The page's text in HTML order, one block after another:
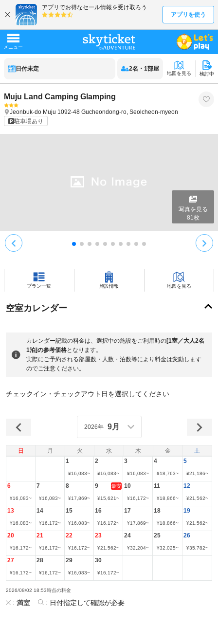
日付未定 2名 ・ 1部屋
地図を見る 検討中
Muju Land Camping Glamping
Jeonbuk-do Muju 1092-48 Gucheondong-ro, Seolcheon-myeon
駐車場あり
写真を見る
81枚
プラン一覧 施設情報 地図を見る
空室カレンダー
カレンダー記載の料金は、選択中の施設をご利用時の[1室／大人2名
1泊]の参考価格となります。
実際にご予約される部屋数・人数・泊数等により料金は変動します
のでご注意ください。
チェックイン・チェックアウト日を選択してください
日 月 火 水 木 金 土
2026年 9月
1
¥16,083~
2
¥16,083~
3
¥16,083~
4
¥18,763~
5
¥21,186~
6
¥16,083~
7
¥16,083~
8
¥17,869~
9 最安
¥15,621~
10
¥16,172~
11
¥18,866~
12
¥21,562~
13
¥16,083~
14
¥16,172~
15
¥16,083~
16
¥16,172~
17
¥17,869~
18
¥18,866~
19
¥21,562~
20
¥16,172~
21
¥16,172~
22
¥16,172~
23
¥21,562~
24
¥32,204~
25
¥32,025~
26
¥35,782~
27
¥16,172~
28
¥16,172~
29
¥16,083~
30
¥16,172~
2026/08/02 18:53時点の料金
: 満室 : 日付指定して確認が必要